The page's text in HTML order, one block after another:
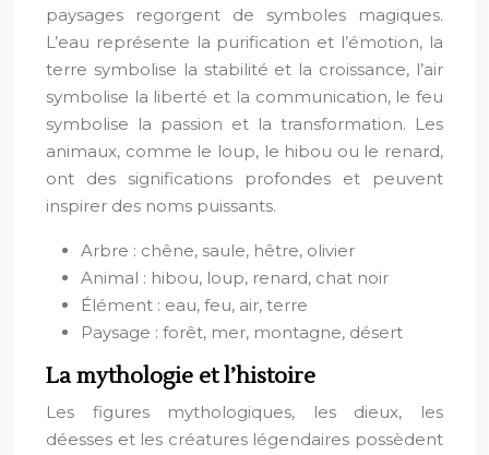
paysages regorgent de symboles magiques.
L’eau représente la purification et l’émotion, la
terre symbolise la stabilité et la croissance, l’air
symbolise la liberté et la communication, le feu
symbolise la passion et la transformation. Les
animaux, comme le loup, le hibou ou le renard,
ont des significations profondes et peuvent
inspirer des noms puissants.
Arbre : chêne, saule, hêtre, olivier
Animal : hibou, loup, renard, chat noir
Élément : eau, feu, air, terre
Paysage : forêt, mer, montagne, désert
La mythologie et l’histoire
Les figures mythologiques, les dieux, les
déesses et les créatures légendaires possèdent